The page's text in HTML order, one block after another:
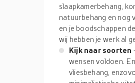
slaapkamerbehang,
natuurbehang en nog
en je boodschappen
wij hebben je werk al
Kijk naar soorten
wensen voldoen.
vliesbehang,